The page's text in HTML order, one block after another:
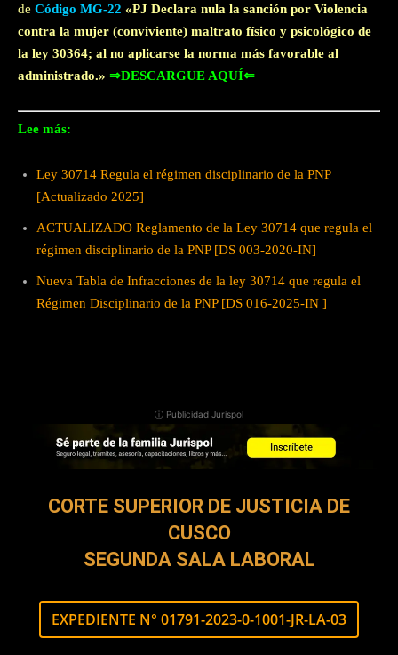
de Código MG-22 «PJ Declara nula la sanción por Violencia
contra la mujer (conviviente) maltrato físico y psicológico de
la ley 30364; al no aplicarse la norma más favorable al
administrado.» ⇒DESCARGUE AQUÍ⇐
Lee más:
Ley 30714 Regula el régimen disciplinario de la PNP
[Actualizado 2025]
ACTUALIZADO Reglamento de la Ley 30714 que regula el
régimen disciplinario de la PNP [DS 003-2020-IN]
Nueva Tabla de Infracciones de la ley 30714 que regula el
Régimen Disciplinario de la PNP [DS 016-2025-IN ]
ⓘ Publicidad Jurispol
CORTE SUPERIOR DE JUSTICIA DE
CUSCO
SEGUNDA SALA LABORAL
EXPEDIENTE N° 01791-2023-0-1001-JR-LA-03